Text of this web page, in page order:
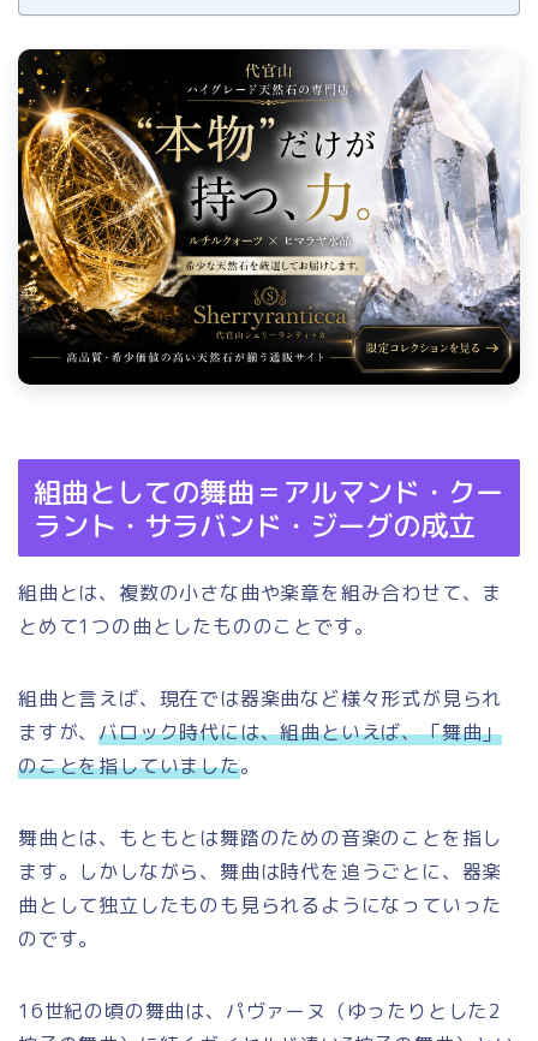
組曲としての舞曲＝アルマンド・クー
ラント・サラバンド・ジーグの成立
組曲とは、複数の小さな曲や楽章を組み合わせて、ま
とめて1つの曲としたもののことです。
組曲と言えば、現在では器楽曲など様々形式が見られ
ますが、バロック時代には、組曲といえば、「舞曲」
のことを指していました。
舞曲とは、もともとは舞踏のための音楽のことを指し
ます。しかしながら、舞曲は時代を追うごとに、器楽
曲として独立したものも見られるようになっていった
のです。
16世紀の頃の舞曲は、パヴァーヌ（ゆったりとした2